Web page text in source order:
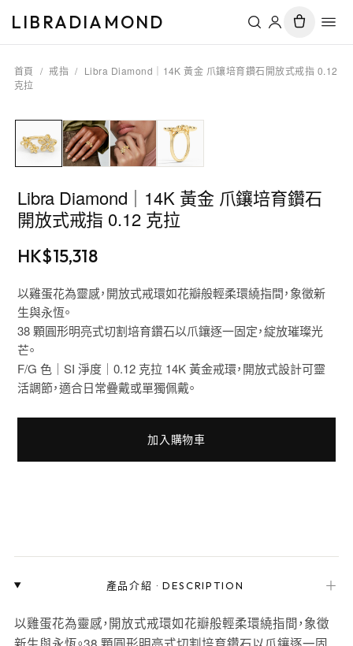
LIBRADIAMOND
首頁 / 戒指 / Libra Diamond｜14K 黃金 爪鑲培育鑽石開放式戒指 0.12
克拉
Libra Diamond｜14K 黃金 爪鑲培育鑽石
開放式戒指 0.12 克拉
HK$15,318
以雞蛋花為靈感，開放式戒環如花瓣般輕柔環繞指間，象徵新
生與永恆。
38 顆圓形明亮式切割培育鑽石以爪鑲逐一固定，綻放璀璨光
芒。
F/G 色｜SI 淨度｜0.12 克拉 14K 黃金戒環，開放式設計可靈
活調節，適合日常疊戴或單獨佩戴。
加入購物車
產品介紹 ·DESCRIPTION ＋
以雞蛋花為靈感，開放式戒環如花瓣般輕柔環繞指間，象徵